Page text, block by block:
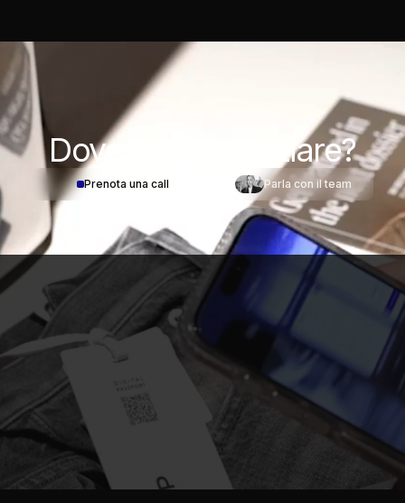
Dove vorresti iniziare?
Prenota una call Parla con il team